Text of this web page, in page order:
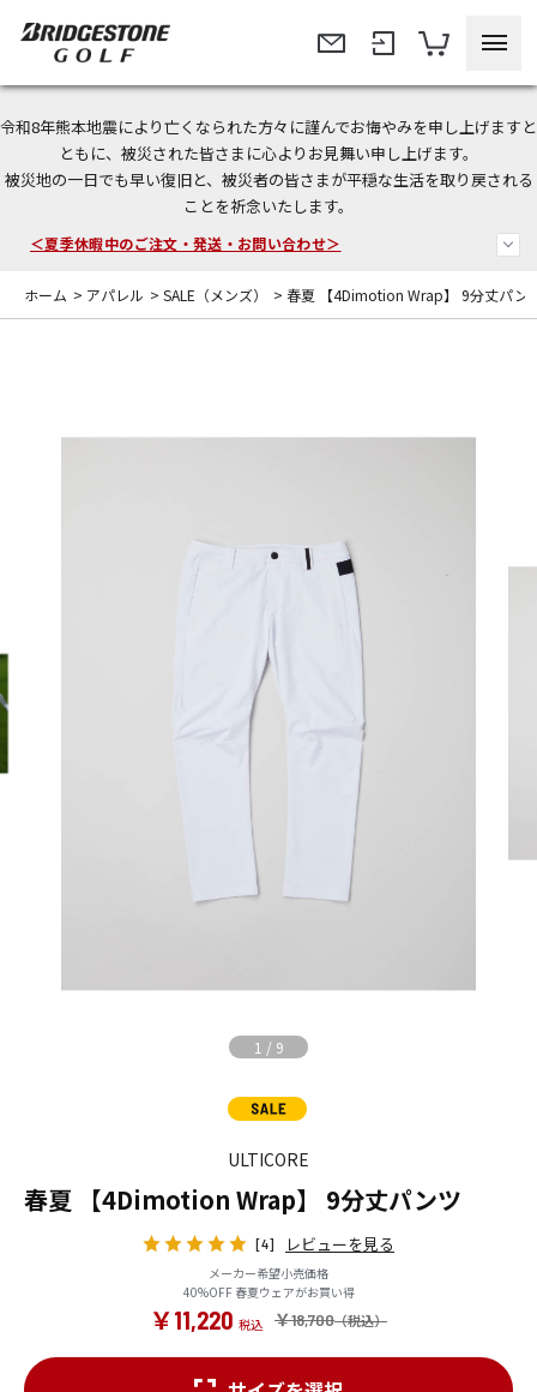
令和8年熊本地震により亡くなられた方々に謹んでお悔やみを申し上げますと
ともに、被災された皆さまに心よりお見舞い申し上げます。
被災地の一日でも早い復旧と、被災者の皆さまが平穏な生活を取り戻される
ことを祈念いたします。
今なら新規会員登録で1,000円OFFクーポンプレゼント！
＜商品配送に関するお知らせ＞
＜夏季休暇中のご注文・発送・お問い合わせ＞
ホーム > アパレル > SALE（メンズ） > 春夏 【4Dimotion Wrap】 9分丈パン
1 / 9
ULTICORE
春夏 【4Dimotion Wrap】 9分丈パンツ
[4] レビューを見る
メーカー希望小売価格
40%OFF 春夏ウェアがお買い得
￥18,700
￥11,220